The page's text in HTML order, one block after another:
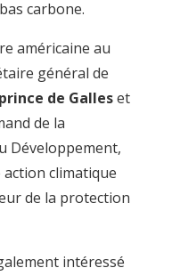
Ivan Duque,
est
gagné ou perdu dans
carbone.
américaine au
général de
prince de Galleset
de la
Développement,
action climatique
de la protection
intéressé